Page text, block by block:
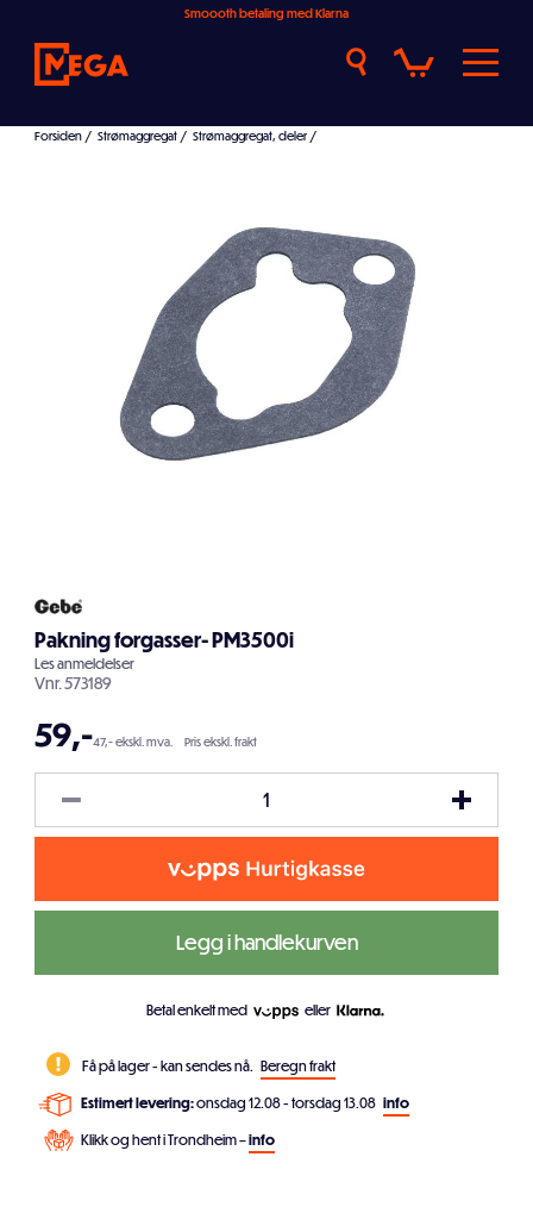
Smoooth betaling med Klarna
Forsiden / Strømaggregat / Strømaggregat, deler /
Pakning forgasser- PM3500i
Lesanmeldelser
Vnr.573189
59,-47,- ekskl. mva. Pris ekskl. frakt
Legg i handlekurven
Betal enkelt med eller
Få på lager - kan sendes nå. Beregn frakt
Estimert levering:onsdag 12.08 - torsdag 13.08 info
Klikk og hent i Trondheim –info